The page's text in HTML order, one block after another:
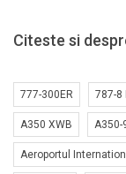
Citeste si
777-300ER 787-8
A350 XWB A350-
Aeroportul